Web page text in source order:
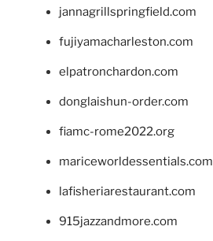
jannagrillspringfield.com
fujiyamacharleston.com
elpatronchardon.com
donglaishun-order.com
fiamc-rome2022.org
mariceworldessentials.com
lafisheriarestaurant.com
915jazzandmore.com